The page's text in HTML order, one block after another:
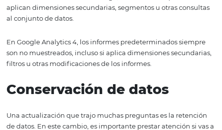
Google Analytics 4 puede aplicar un límite de datos si
datos en el informe o en el análisis detallado. Esto
de usuarios bajo en el periodo especificado. Los
recuentos de usuarios pueden seguir sujetos a un
superior izquierda, justo al lado del título del informe
icono.